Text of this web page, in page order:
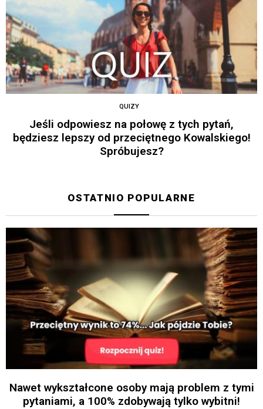
QUIZY
Jeśli odpowiesz na połowę z tych pytań,
będziesz lepszy od przeciętnego Kowalskiego!
Spróbujesz?
OSTATNIO POPULARNE
Nawet wykształcone osoby mają problem z tymi
pytaniami, a 100% zdobywają tylko wybitni!